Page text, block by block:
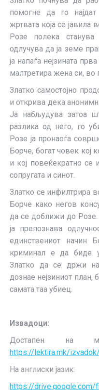
помогне да го
жртвата која се јавила
Розе полека станува
одлучува да ја земе
ја напаѓа нејзината
малтретира жена си, во
Златко самостојно
и открива дека
Ја набљудува затоа
разлика од него, го
Розе ја пронаоѓа
Борче, богат човек кој
и кој повеќекратно
сопругата и синот.
Златко се инфилтрира
Борче како негов
да се доближи до Розе.
ја препознава
единствениот начин
криминал е да биде
Златко да се држи
дознае нејзиниот план,
самата таа убиец.
Извадоци:
Достапен на
https://lektira.mk/
На англиски јазик:
https://drive.google.com/